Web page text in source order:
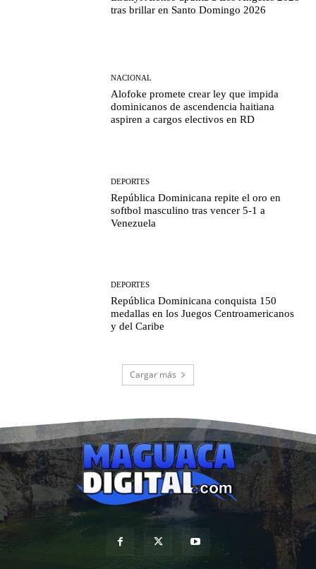
tras brillar en Santo Domingo 2026
NACIONAL
Alofoke promete crear ley que impida
dominicanos de ascendencia haitiana
aspiren a cargos electivos en RD
DEPORTES
República Dominicana repite el oro en
softbol masculino tras vencer 5-1 a
Venezuela
DEPORTES
República Dominicana conquista 150
medallas en los Juegos Centroamericanos
y del Caribe
Cargar más